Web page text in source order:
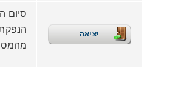
יציאה
סיום